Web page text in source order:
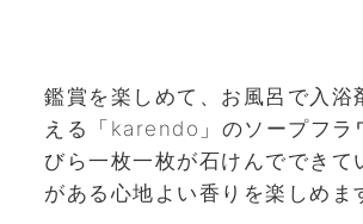
鑑賞を楽しめて、お風呂で入浴
える「karendo」のソープフラ
びら一枚一枚が石けんでできて
がある心地よい香りを楽しめま